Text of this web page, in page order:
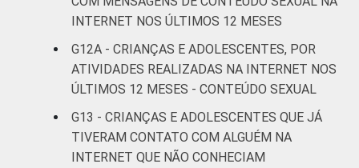
SM
Não tem
renda
Não sabe
INTERNET NOS ÚLTIMOS 12 MESES
G12A - CRIANÇAS E ADOLESCENTES, POR
ATIVIDADES REALIZADAS NA INTERNET NOS
ÚLTIMOS 12 MESES - CONTEÚDO SEXUAL
G13 - CRIANÇAS E ADOLESCENTES QUE JÁ
TIVERAM CONTATO COM ALGUÉM NA
INTERNET QUE NÃO CONHECIAM